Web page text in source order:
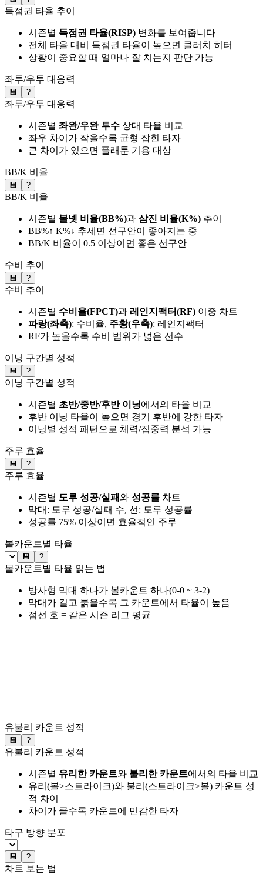
득점권 타율 추이
시즌별 득점권 타율(RISP) 변화를 보여줍니다
전체 타율 대비 득점권 타율이 높으면 클러치 히터
상황이 중요할 때 얼마나 잘 치는지 판단 가능
좌투/우투 대응력
💾 ?
좌투/우투 대응력
시즌별 좌완/우완 투수 상대 타율 비교
좌우 차이가 작을수록 균형 잡힌 타자
큰 차이가 있으면 플래툰 기용 대상
BB/K 비율
💾 ?
BB/K 비율
시즌별 볼넷 비율(BB%)과 삼진 비율(K%) 추이
BB%↑ K%↓ 추세면 선구안이 좋아지는 중
BB/K 비율이 0.5 이상이면 좋은 선구안
수비 추이
💾 ?
수비 추이
시즌별 수비율(FPCT)과 레인지팩터(RF) 이중 차트
파랑(좌축): 수비율, 주황(우축): 레인지팩터
RF가 높을수록 수비 범위가 넓은 선수
이닝 구간별 성적
💾 ?
이닝 구간별 성적
시즌별 초반/중반/후반 이닝에서의 타율 비교
후반 이닝 타율이 높으면 경기 후반에 강한 타자
이닝별 성적 패턴으로 체력/집중력 분석 가능
주루 효율
💾 ?
주루 효율
시즌별 도루 성공/실패와 성공률 차트
막대: 도루 성공/실패 수, 선: 도루 성공률
성공률 75% 이상이면 효율적인 주루
볼카운트별 타율
💾 ?
볼카운트별 타율 읽는 법
방사형 막대 하나가 볼카운트 하나(0-0 ~ 3-2)
막대가 길고 붉을수록 그 카운트에서 타율이 높음
점선 호 = 같은 시즌 리그 평균
유불리 카운트 성적
💾 ?
유불리 카운트 성적
시즌별 유리한 카운트와 불리한 카운트에서의 타율 비교
유리(볼>스트라이크)와 불리(스트라이크>볼) 카운트 성
적 차이
차이가 클수록 카운트에 민감한 타자
타구 방향 분포
💾 ?
차트 보는 법